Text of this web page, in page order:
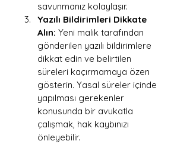
savunmanız kolaylaşır.
Yazılı Bildirimleri Dikkate
Alın: Yeni malik tarafından
gönderilen yazılı bildirimlere
dikkat edin ve belirtilen
süreleri kaçırmamaya özen
gösterin. Yasal süreler içinde
yapılması gerekenler
konusunda bir avukatla
çalışmak, hak kaybınızı
önleyebilir.